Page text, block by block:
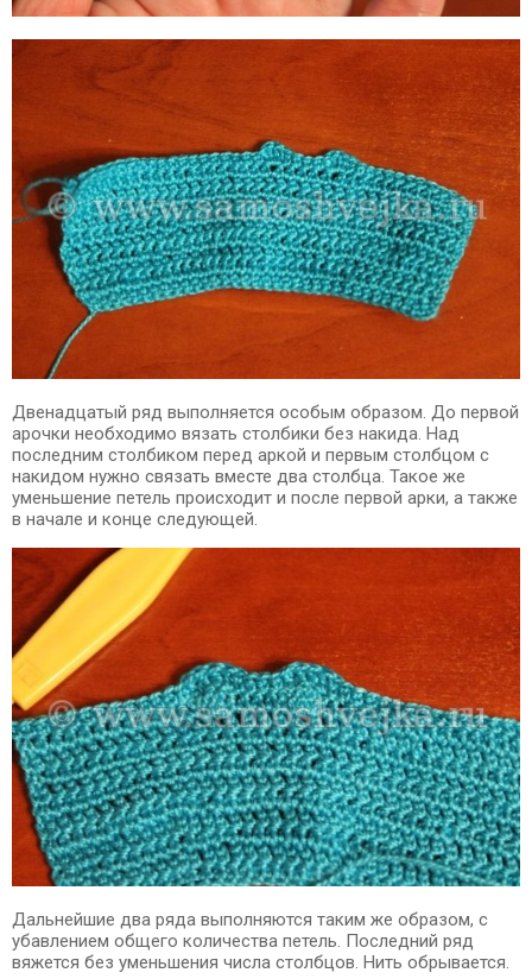
Двенадцатый ряд выполняется особым образом. До первой
арочки необходимо вязать столбики без накида. Над
последним столбиком перед аркой и первым столбцом с
накидом нужно связать вместе два столбца. Такое же
уменьшение петель происходит и после первой арки, а также
в начале и конце следующей.
Дальнейшие два ряда выполняются таким же образом, с
убавлением общего количества петель. Последний ряд
вяжется без уменьшения числа столбцов. Нить обрывается.